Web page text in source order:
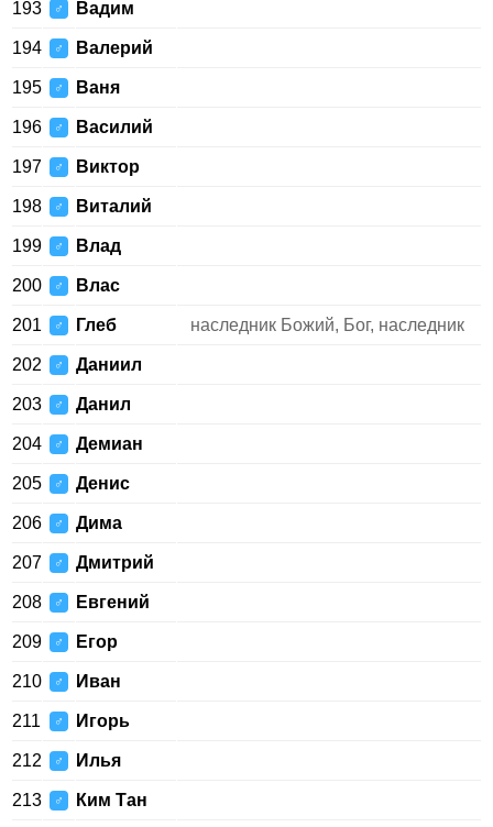
193 ♂ Вадим
194 ♂ Валерий
195 ♂ Ваня
196 ♂ Василий
197 ♂ Виктор
198 ♂ Виталий
199 ♂ Влад
200 ♂ Влас
201 ♂ Глеб наследник Божий, Бог, наследник
202 ♂ Даниил
203 ♂ Данил
204 ♂ Демиан
205 ♂ Денис
206 ♂ Дима
207 ♂ Дмитрий
208 ♂ Евгений
209 ♂ Егор
210 ♂ Иван
211 ♂ Игорь
212 ♂ Илья
213 ♂ Ким Тан